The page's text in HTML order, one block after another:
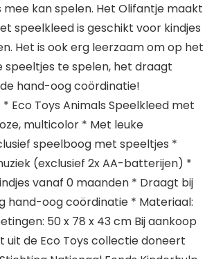
mee kan spelen. Het Olifantje maakt
speelkleed is geschikt voor kindjes
Het is ook erg leerzaam om op het
speeltjes te spelen, het draagt
hand-oog coördinatie!
Eco Toys Animals Speelkleed met
multicolor * Met leuke
speelboog met speeltjes *
(exclusief 2x AA-batterijen) *
vanaf 0 maanden * Draagt bij
hand-oog coördinatie * Materiaal:
50 x 78 x 43 cm Bij aankoop
uit de Eco Toys collectie doneert